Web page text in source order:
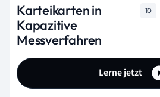
Karteikarten in
Kapazitive
Messverfahren
10
Lerne jetzt